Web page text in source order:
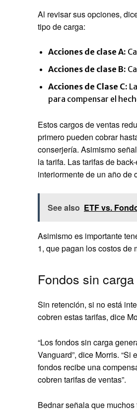
Al revisar sus opciones,
tipo de carga:
Acciones de clase A:
Acciones de clase B:
Acciones de Clase C:
para compensar el
Estos cargos de ventas
primero pueden cobrar
conserjería. Asimismo
la tarifa. Las tarifas de
interiormente de un año de
See also ETF vs.
Asimismo es importante
1, que pagan los costos de
Fondos sin carga
Sin retención, si no está
cobren estas tarifas, dice
“Los fondos sin carga
Vanguard”, dice Morris.
fondos recibe una
cobren tarifas de ventas”.
Bednar señala que